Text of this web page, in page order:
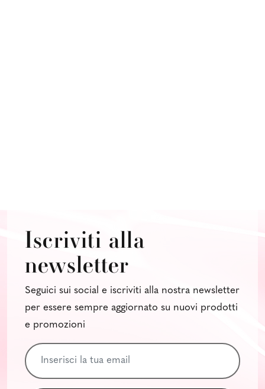
Iscriviti alla
newsletter
Seguici sui social e iscriviti alla nostra newsletter
per essere sempre aggiornato su nuovi prodotti
e promozioni